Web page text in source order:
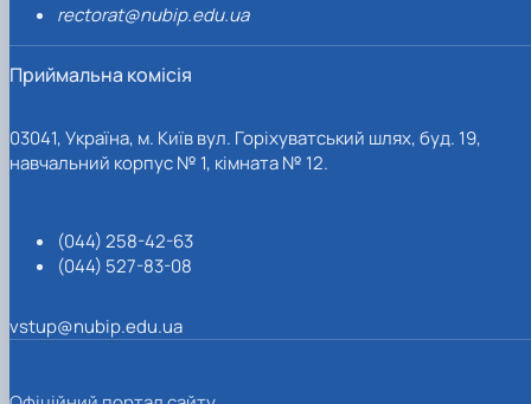
rectorat@nubip.edu.ua
Приймальна комісія
03041, Україна, м. Київ вул. Горіхуватський шлях, буд. 19,
навчальний корпус № 1, кімната № 12.
(044) 258-42-63
(044) 527-83-08
vstup@nubip.edu.ua